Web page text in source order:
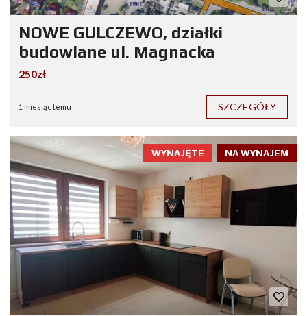
NOWE GULCZEWO, działki
budowlane ul. Magnacka
250zł
1 miesiąc temu SZCZEGÓŁY
NA WYNAJEM
WYNAJĘTE